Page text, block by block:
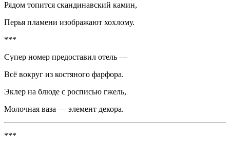
Рядом топится скандинавский камин,
Перья пламени изображают хохлому.
***
Супер номер предоставил отель —
Всё вокруг из костяного фарфора.
Эклер на блюде с росписью гжель,
Молочная ваза — элемент декора.
***